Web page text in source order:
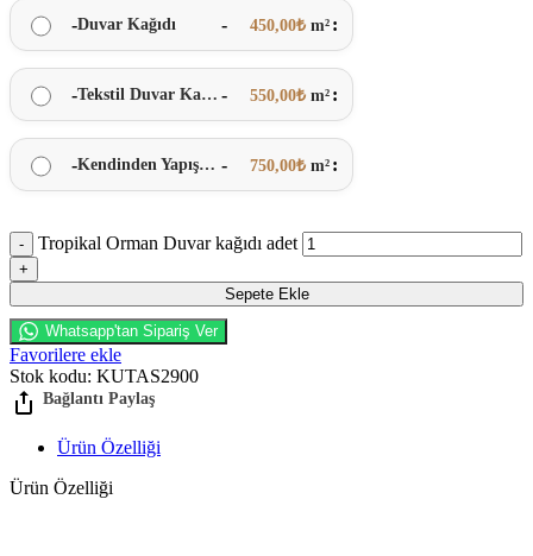
-Duvar Kağıdı - 450,00₺ m²
- Tekstil Duvar Kağıdı - 550,00₺ m²
- Kendinden Yapışkanlı - 750,00₺ m²
Tropikal Orman Duvar kağıdı adet
Sepete Ekle
Whatsapp'tan Sipariş Ver
Favorilere ekle
Stok kodu: KUTAS2900
Ürün Özelliği
Ürün Özelliği